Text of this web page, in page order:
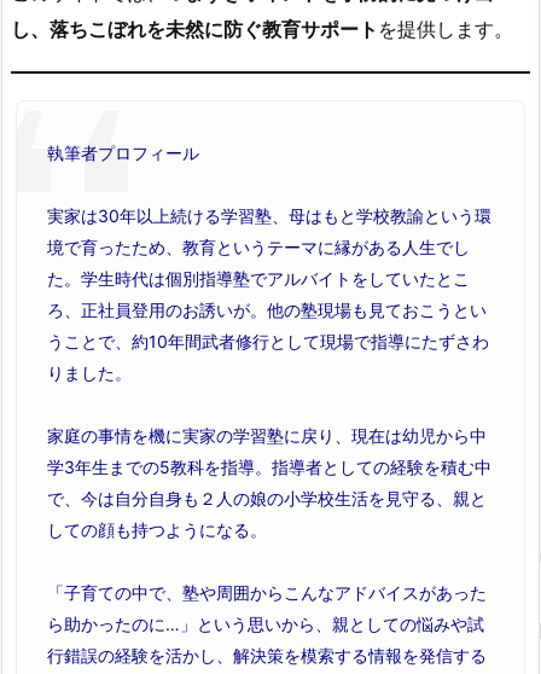
し、落ちこぼれを未然に防ぐ教育サポート を提供します。
執筆者プロフィール
実家は30年以上続ける学習塾、母はもと学校教諭という環
境で育ったため、教育というテーマに縁がある人生でし
た。学生時代は個別指導塾でアルバイトをしていたとこ
ろ、正社員登用のお誘いが。他の塾現場も見ておこうとい
うことで、約10年間武者修行として現場で指導にたずさわ
りました。
家庭の事情を機に実家の学習塾に戻り、現在は幼児から中
学3年生までの5教科を指導。指導者としての経験を積む中
で、今は自分自身も２人の娘の小学校生活を見守る、親と
しての顔も持つようになる。
「子育ての中で、塾や周囲からこんなアドバイスがあった
ら助かったのに…」という思いから、親としての悩みや試
行錯誤の経験を活かし、解決策を模索する情報を発信する